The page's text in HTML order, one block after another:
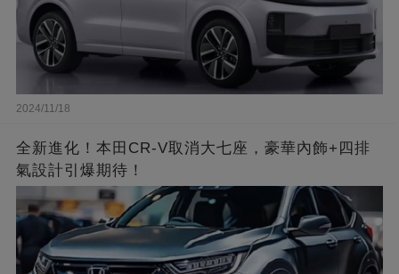
2024/11/18
全新進化！本田CR-V取消大七座，豪華內飾+四排
氣設計引爆期待！